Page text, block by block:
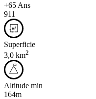
+65 Ans
911
Superficie
3,0 km2
Altitude min
164m